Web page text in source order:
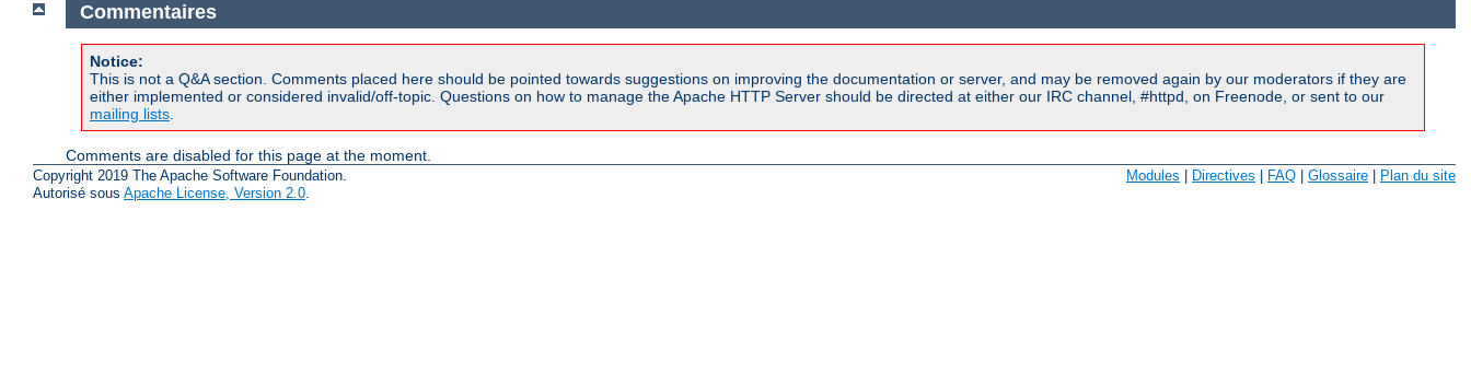
Commentaires
Notice:
This is not a Q&A section. Comments placed here should be pointed towards suggestions on improving the documentation or server, and may be removed again by our moderators if they are
either implemented or considered invalid/off-topic. Questions on how to manage the Apache HTTP Server should be directed at either our IRC channel, #httpd, on Freenode, or sent to our
mailing lists
Comments are disabled for this page at the moment.
Copyright 2019 The Apache Software Foundation.
Autorisé sous Apache License, Version 2.0.
Modules Directives FAQ Glossaire Plan du site